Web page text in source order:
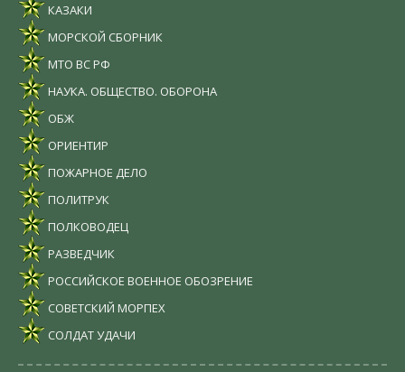
КАЗАКИ
МОРСКОЙ СБОРНИК
МТО ВС РФ
НАУКА. ОБЩЕСТВО. ОБОРОНА
ОБЖ
ОРИЕНТИР
ПОЖАРНОЕ ДЕЛО
ПОЛИТРУК
ПОЛКОВОДЕЦ
РАЗВЕДЧИК
РОССИЙСКОЕ ВОЕННОЕ ОБОЗРЕНИЕ
СОВЕТСКИЙ МОРПЕХ
СОЛДАТ УДАЧИ